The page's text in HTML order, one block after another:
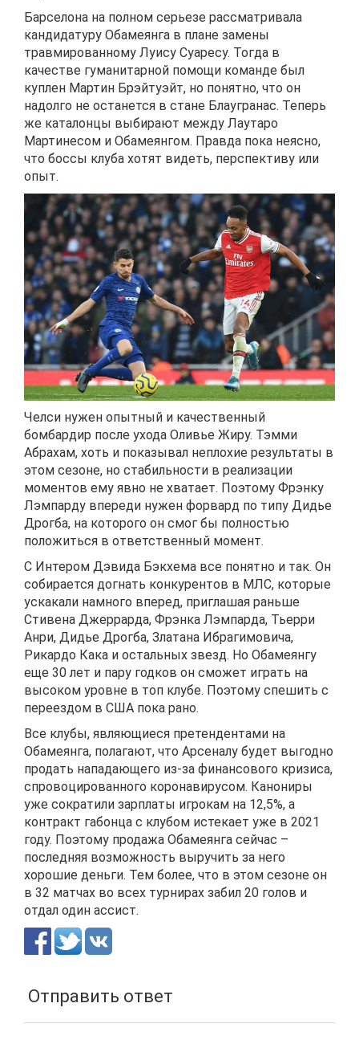
Барселона на полном серьезе рассматривала
кандидатуру Обамеянга в плане замены
травмированному Луису Суаресу. Тогда в
качестве гуманитарной помощи команде был
куплен Мартин Брэйтуэйт, но понятно, что он
надолго не останется в стане Блаугранас. Теперь
же каталонцы выбирают между Лаутаро
Мартинесом и Обамеянгом. Правда пока неясно,
что боссы клуба хотят видеть, перспективу или
опыт.
Челси нужен опытный и качественный
бомбардир после ухода Оливье Жиру. Тэмми
Абрахам, хоть и показывал неплохие результаты в
этом сезоне, но стабильности в реализации
моментов ему явно не хватает. Поэтому Фрэнку
Лэмпарду впереди нужен форвард по типу Дидье
Дрогба, на которого он смог бы полностью
положиться в ответственный момент.
С Интером Дэвида Бэкхема все понятно и так. Он
собирается догнать конкурентов в МЛС, которые
ускакали намного вперед, приглашая раньше
Стивена Джеррарда, Фрэнка Лэмпарда, Тьерри
Анри, Дидье Дрогба, Златана Ибрагимовича,
Рикардо Кака и остальных звезд. Но Обамеянгу
еще 30 лет и пару годков он сможет играть на
высоком уровне в топ клубе. Поэтому спешить с
переездом в США пока рано.
Все клубы, являющиеся претендентами на
Обамеянга, полагают, что Арсеналу будет выгодно
продать нападающего из-за финансового кризиса,
спровоцированного коронавирусом. Канониры
уже сократили зарплаты игрокам на 12,5%, а
контракт габонца с клубом истекает уже в 2021
году. Поэтому продажа Обамеянга сейчас –
последняя возможность выручить за него
хорошие деньги. Тем более, что в этом сезоне он
в 32 матчах во всех турнирах забил 20 голов и
отдал один ассист.
Отправить ответ